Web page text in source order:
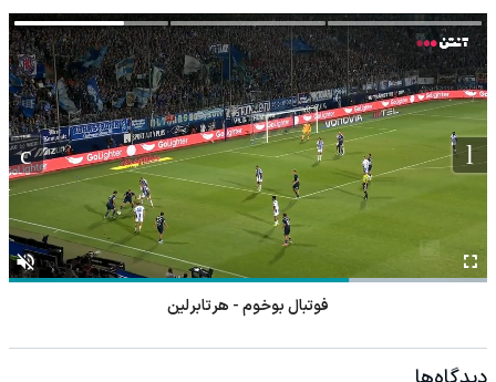
فوتبال بوخوم - هرتابرلین